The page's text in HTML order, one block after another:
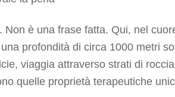
Non è una frase fatta. Qui, nel
profondità di circa 1000 metri
viaggia attraverso strati di roccia
quelle proprietà terapeutiche